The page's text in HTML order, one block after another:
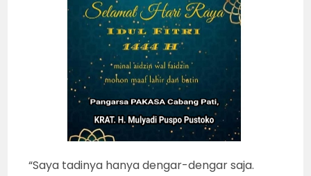
“Saya tadinya hanya dengar-dengar saja.